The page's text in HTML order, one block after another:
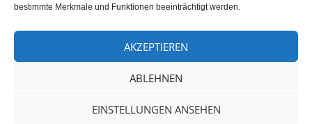
bestimmte Merkmale und Funktionen beeinträchtigt werden.
AKZEPTIEREN
ABLEHNEN
EINSTELLUNGEN ANSEHEN
Hotline